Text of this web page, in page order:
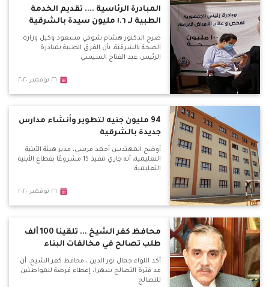
المبادرة الرئاسية .... تقديم الخدمة
الطبية لـ ١.٦ مليون سيدة بالشرقية
صرح الدكتور هشام شوقي مسعود وكيل وزارة
الصحة بالشرقية، بأن الفرق الطبية بمبادرة
الرئيس عبد الفتاح السيسي
٢٦ نوفمبر ٢٠٢٠
94 مليون جنيه لتطوير وأنشاء مدارس
جديدة بالشرقية
أوضح المهندس أحمد مرسي، مدير هيئة الأبنية
التعليمية، أنه جاري تنفيذ 15 مشروعًا بقطاع الأبنية
التعليمية
٢٦ نوفمبر ٢٠٢٠
محافظ كفر الشيخ ... تلقينا 100 ألف
طلب تصالح في مخالفات البناء
أكد اللواء جمال نور الدين ، محافظ كفر الشيخ، أن
مد فترة التصالح شهرا، إعطاء فرصة للمواطنين
للتصالح